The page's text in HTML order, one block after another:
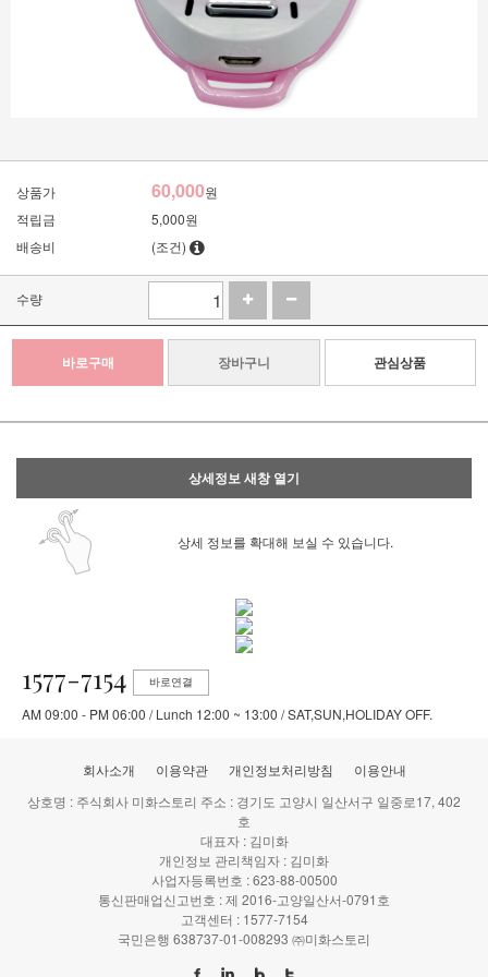
상품가 60,000원
적립금
5,000원
배송비
(조건)
수량
바로구매 장바구니 관심상품
상세정보 새창 열기
상세 정보를 확대해 보실 수 있습니다.
1577-7154 바로연결
AM 09:00 - PM 06:00 / Lunch 12:00 ~ 13:00 / SAT,SUN,HOLIDAY OFF.
회사소개 이용약관 개인정보처리방침
이용안내
상호명 : 주식회사 미화스토리 주소 : 경기도 고양시 일산서구 일중로17, 402
호
대표자 : 김미화
개인정보 관리책임자 : 김미화
사업자등록번호 : 623-88-00500
통신판매업신고번호 : 제 2016-고양일산서-0791호
고객센터 : 1577-7154
국민은행 638737-01-008293 ㈜미화스토리